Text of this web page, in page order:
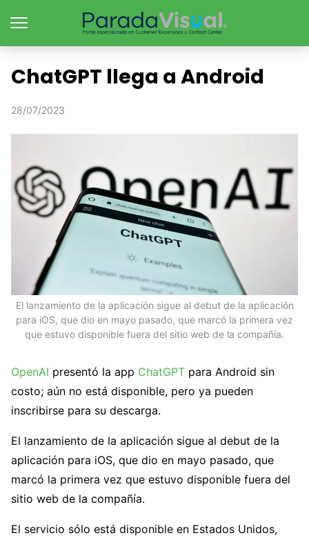
ChatGPT llega a Android
28/07/2023
El lanzamiento de la aplicación sigue al debut de la aplicación
para iOS, que dio en mayo pasado, que marcó la primera vez
que estuvo disponible fuera del sitio web de la compañía.
OpenAI presentó la app ChatGPT para Android sin
costo; aún no está disponible, pero ya pueden
inscribirse para su descarga.
El lanzamiento de la aplicación sigue al debut de la
aplicación para iOS, que dio en mayo pasado, que
marcó la primera vez que estuvo disponible fuera del
sitio web de la compañía.
El servicio sólo está disponible en Estados Unidos,